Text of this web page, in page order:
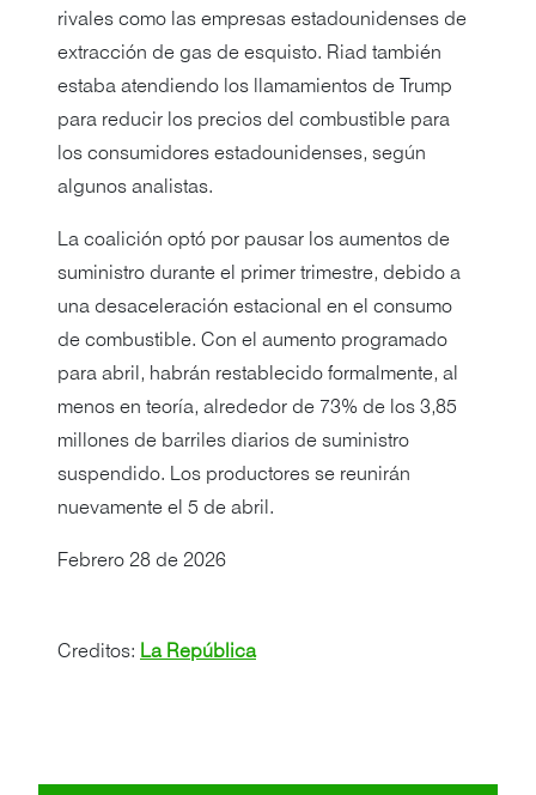
rivales como las empresas estadounidenses de
extracción de gas de esquisto. Riad también
estaba atendiendo los llamamientos de Trump
para reducir los precios del combustible para
los consumidores estadounidenses, según
algunos analistas.
La coalición optó por pausar los aumentos de
suministro durante el primer trimestre, debido a
una desaceleración estacional en el consumo
de combustible. Con el aumento programado
para abril, habrán restablecido formalmente, al
menos en teoría, alrededor de 73% de los 3,85
millones de barriles diarios de suministro
suspendido. Los productores se reunirán
nuevamente el 5 de abril.
Febrero 28 de 2026
Creditos: La República